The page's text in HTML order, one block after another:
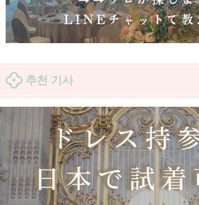
추천 기사